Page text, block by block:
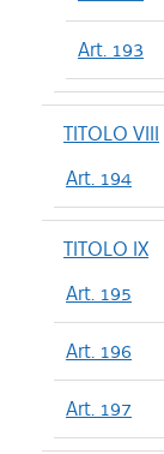
Art. 193
TITOLO VIII
Art. 194
TITOLO IX
Art. 195
Art. 196
Art. 197